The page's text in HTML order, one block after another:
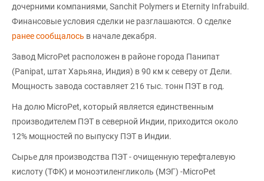
дочерними компаниями, Sanchit Polymers и Eternity Infrabuild.
Финансовые условия сделки не разглашаются. О сделке
ранее сообщалось в начале декабря.
Завод MicroPet расположен в районе города Панипат
(Panipat, штат Харьяна, Индия) в 90 км к северу от Дели.
Мощность завода составляет 216 тыс. тонн ПЭТ в год.
На долю MicroPet, который является единственным
производителем ПЭТ в северной Индии, приходится около
12% мощностей по выпуску ПЭТ в Индии.
Сырье для производства ПЭТ - очищенную терефталевую
кислоту (ТФК) и моноэтиленгликоль (МЭГ) -MicroPet